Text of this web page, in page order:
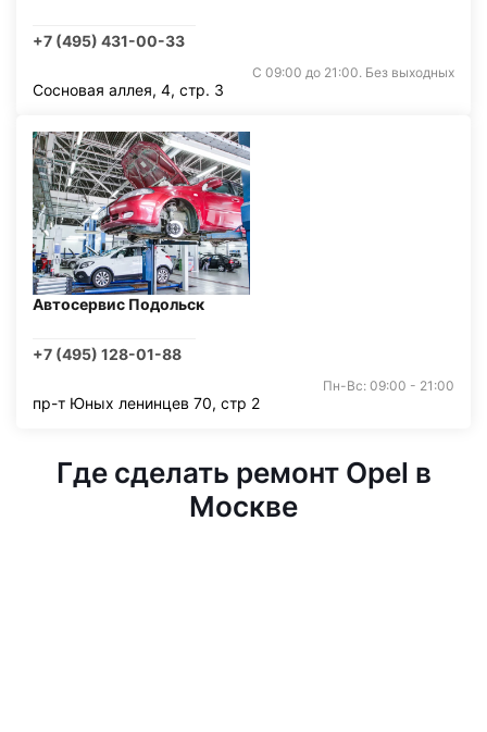
+7 (495) 431-00-33
С 09:00 до 21:00. Без выходных
Сосновая аллея, 4, стр. 3
Автосервис Подольск
+7 (495) 128-01-88
Пн-Вс: 09:00 - 21:00
пр-т Юных ленинцев 70, стр 2
Где сделать ремонт Opel в
Москве